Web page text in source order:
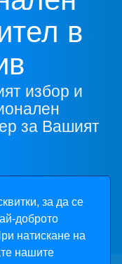
за да се
доброто
натискане на
нашите
в
избор и
за Вашият